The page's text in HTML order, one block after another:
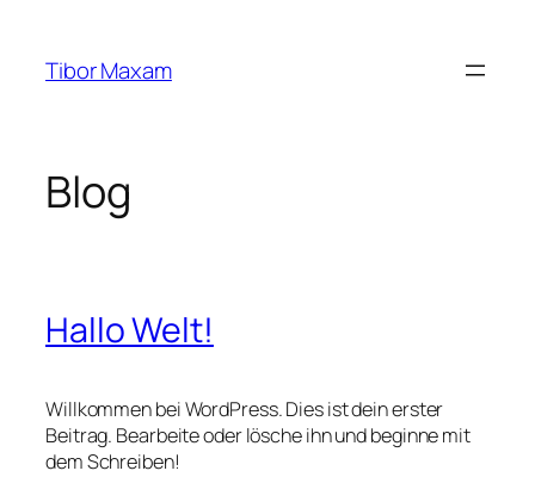
springen
Tibor Maxam
Blog
Hallo Welt!
Willkommen bei WordPress. Dies ist dein erster
Beitrag. Bearbeite oder lösche ihn und beginne mit
dem Schreiben!